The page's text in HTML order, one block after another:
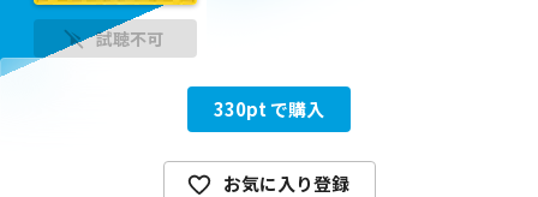
試聴不可
330pt で購入
お気に入り登録